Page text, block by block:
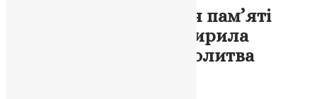
Святкове вшанування пам’яті
святих Афанасія та Кирила
Олександрійських/Молитва